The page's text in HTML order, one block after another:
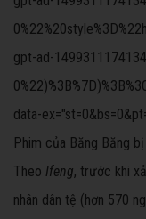
gpt-ad-
data-
Phim của Băng Băng
Theo Ifeng, trước khi
nhân dân tệ (hơn 570